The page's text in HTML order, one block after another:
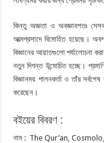
কিন্তু অজ্ঞতা ও অবজ্ঞাবশতঃ সেসব
আত্মপ্রসাদে বিমােহিত হয়েছে।
বিজ্ঞানের আয়াতগুলাে
নতুন দিগন্ত উন্মোচিত হচ্ছে।
বিজ্ঞানময় পালনকর্তা ও তাঁর
করেছেন।
বইয়ের বিবরণ :
নাম : The Qur’an,